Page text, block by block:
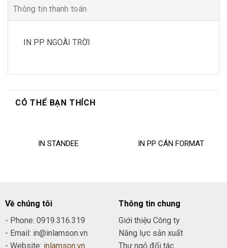
Thông tin thanh toán
IN PP NGOÀI TRỜI
CÓ THỂ BẠN THÍCH
IN STANDEE IN PP CÁN FORMAT
Về chúng tôi
- Phone: 0919.316.319
- Email: in@inlamson.vn
- Website: inlamson.vn
Thông tin chung
Giới thiệu Công ty
Năng lực sản xuất
Thư ngỏ đối tác